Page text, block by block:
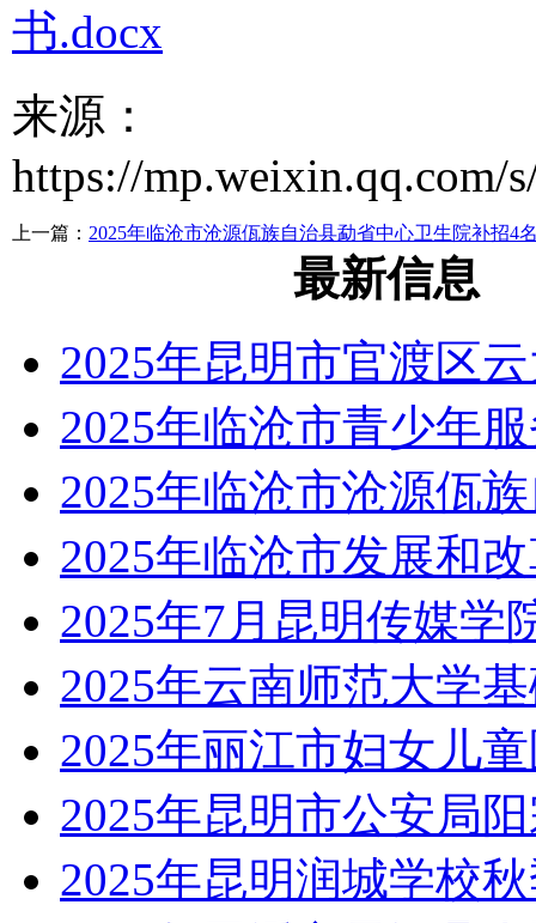
书.docx
来源：
https://mp.weixin.qq.com/
上一篇： 2025年临沧市沧源佤族自治县勐省中心卫生院补招4
最新信息
2025年昆明市官渡区
2025年临沧市青少年
2025年临沧市沧源佤
2025年临沧市发展和
2025年7月昆明传媒学
2025年云南师范大学
2025年丽江市妇女儿
2025年昆明市公安局
2025年昆明润城学校